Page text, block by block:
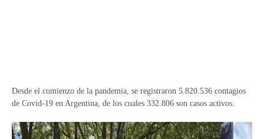
Desde el comienzo de la pandemia, se registraron 5.820.536 contagios
de Covid-19 en Argentina, de los cuales 332.806 son casos activos.